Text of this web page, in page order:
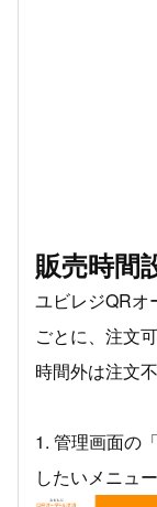
販売時間
ユビレジQRオ
ごとに、注⽂
時間外は注⽂
1. 管理画⾯の
したいメニュ